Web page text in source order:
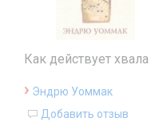
Как действует хвала
› Эндрю Уоммак
Добавить отзыв